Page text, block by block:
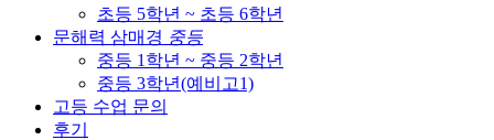
초등 5학년 ~ 초등 6학년
문해력 삼매경 중등
중등 1학년 ~ 중등 2학년
중등 3학년(예비고1)
고등 수업 문의
후기